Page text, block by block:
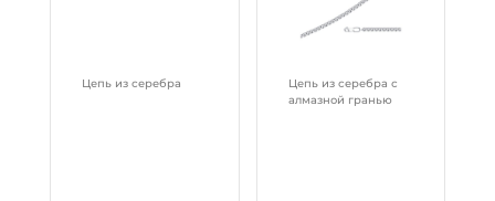
Цепь из серебра
Цепь из серебра с
алмазной гранью